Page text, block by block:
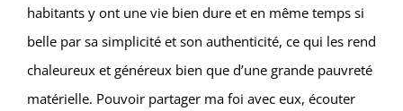
habitants y ont une vie bien dure et en même temps si
belle par sa simplicité et son authenticité, ce qui les rend
chaleureux et généreux bien que d’une grande pauvreté
matérielle. Pouvoir partager ma foi avec eux, écouter